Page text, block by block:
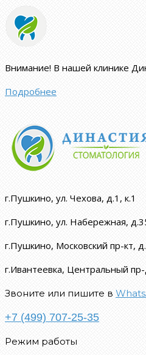
Внимание! В нашей клинике
Подробнее
г.Пушкино, ул. Чехова, д.1, к.1
г.Пушкино, ул. Набережная,
г.Пушкино, Московский пр-кт,
г.Ивантеевка, Центральный
Звоните или пишите в
+7 (499) 707-25-35
Режим работы